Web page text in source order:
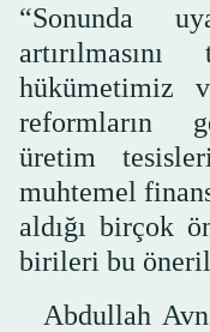
“Sonunda
hükümetimiz
reformların
üretim
muhtemel
aldığı birçok
birileri bu
Abdullah